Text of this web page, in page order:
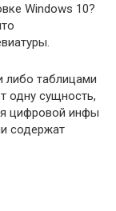
Windows 10?
либо таблицами
одну сущность,
цифровой инфы
содержат